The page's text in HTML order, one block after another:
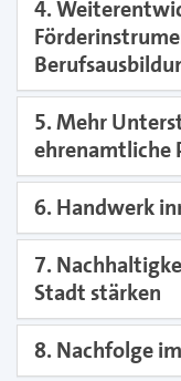
4.
5. Mehr
ehrenamtliche
6. Handwerk
7.
Stadt stärken
8. Nachfolge